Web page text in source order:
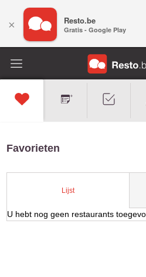
Favorieten
Lijst
U hebt nog geen restaurants
× Resto.be
Gratis - Google Play